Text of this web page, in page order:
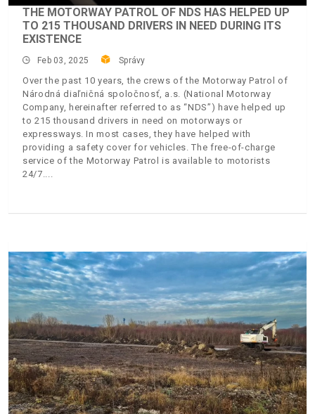
THE MOTORWAY PATROL OF NDS HAS HELPED UP
TO 215 THOUSAND DRIVERS IN NEED DURING ITS
EXISTENCE
Feb 03, 2025 Správy
Over the past 10 years, the crews of the Motorway Patrol of
Národná diaľničná spoločnosť, a.s. (National Motorway
Company, hereinafter referred to as “NDS”) have helped up
to 215 thousand drivers in need on motorways or
expressways. In most cases, they have helped with
providing a safety cover for vehicles. The free-of-charge
service of the Motorway Patrol is available to motorists
24/7.